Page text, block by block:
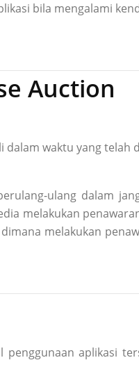
bila mengalami
Auction
waktu yang telah
ulang dalam
melakukan
melakukan
aplikasi